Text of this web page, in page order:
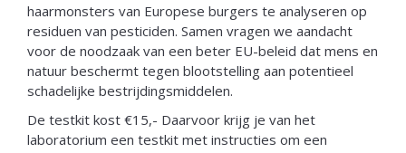
haarmonsters van Europese burgers te analyseren op
residuen van pesticiden. Samen vragen we aandacht
voor de noodzaak van een beter EU-beleid dat mens en
natuur beschermt tegen blootstelling aan potentieel
schadelijke bestrijdingsmiddelen.
De testkit kost €15,- Daarvoor krijg je van het
laboratorium een testkit met instructies om een